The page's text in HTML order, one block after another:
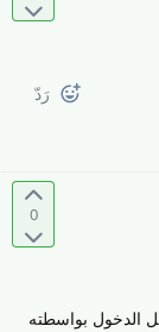
رَدّ
0
الدخول بواسطته